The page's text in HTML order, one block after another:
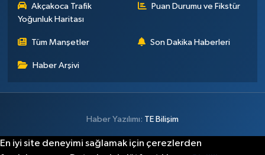
Akçakoca Trafik
Yoğunluk Haritası
Puan Durumu ve Fikstür
Tüm Manşetler Son Dakika Haberleri
Haber Arşivi
Haber Yazılımı: TE Bilişim
En iyi site deneyimi sağlamak için çerezlerden